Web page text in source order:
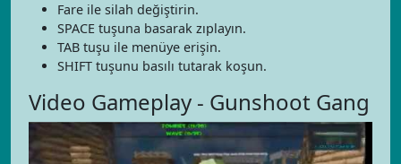
Fare ile silah değiştirin.
SPACE tuşuna basarak zıplayın.
TAB tuşu ile menüye erişin.
SHIFT tuşunu basılı tutarak koşun.
Video Gameplay - Gunshoot Gang